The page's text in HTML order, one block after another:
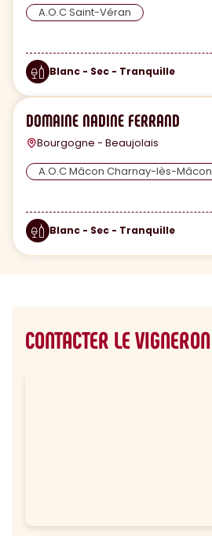
A.O.C Saint-Véran
Blanc - Sec - Tranquille
DOMAINE NADINE FERRAND
Bourgogne - Beaujolais
A.O.C Mâcon Charnay-lès-Mâcon
Blanc - Sec - Tranquille
CONTACTER LE VIGNERON